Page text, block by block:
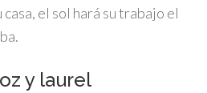
el sol hará su trabajo el
y laurel